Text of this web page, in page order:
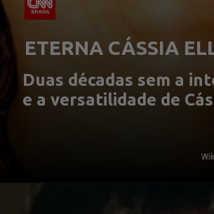
ETERNA CÁSSIA
Duas décadas sem a
e a versatilidade de